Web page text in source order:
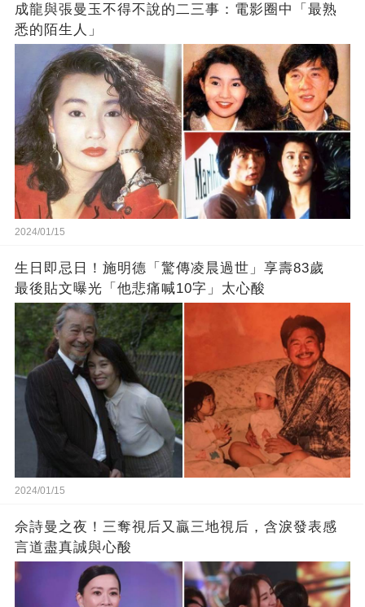
成龍與張曼玉不得不說的二三事：電影圈中「最熟
悉的陌生人」
2024/01/15
生日即忌日！施明德「驚傳凌晨過世」享壽83歲
最後貼文曝光「他悲痛喊10字」太心酸
2024/01/15
佘詩曼之夜！三奪視后又贏三地視后，含淚發表感
言道盡真誠與心酸